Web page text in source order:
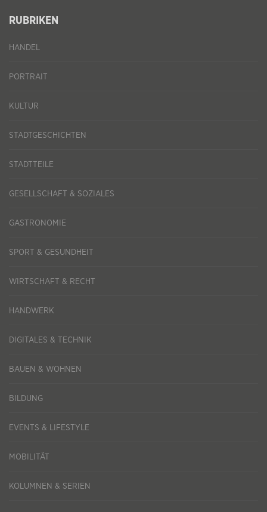
RUBRIKEN
HANDEL
PORTRAIT
KULTUR
STADTGESCHICHTEN
STADTTEILE
GESELLSCHAFT & SOZIALES
GASTRONOMIE
SPORT & GESUNDHEIT
WIRTSCHAFT & RECHT
HANDWERK
DIGITALES & TECHNIK
BAUEN & WOHNEN
BILDUNG
EVENTS & LIFESTYLE
MOBILITÄT
KOLUMNEN & SERIEN